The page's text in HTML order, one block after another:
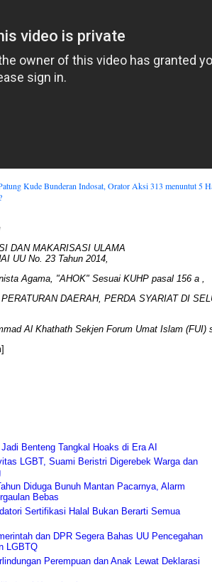
Kude Bunderan Indosat, Orator Aksi 313 menuntut 5
DAN MAKARISASI ULAMA
UU No. 23 Tahun 2014,
Agama, "AHOK" Sesuai KUHP pasal 156 a ,
DAERAH, PERDA SYARIAT DI
Al Khathath Sekjen Forum Umat Islam (FUI)
Benteng Tangkal Hoaks di Era AI
LGBT, Suami Beristri Digerebek Warga dan
Diduga Bunuh Mantan Pacarnya, Alarm
Bebas
Sertifikasi Halal Bukan Berarti Semua
dan DPR Segera Bahas UU Pencegahan
LGBTQ
Perempuan dan Anak Lewat Deklarasi